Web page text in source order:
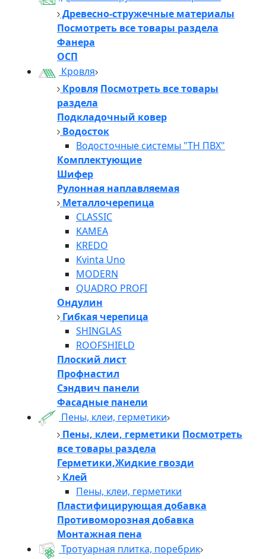
Древесно-стружечные материалы
Посмотреть все товары раздела
Фанера
ОСП
Кровля
Кровля Посмотреть все товары
раздела
Подкладочный ковер
Водосток
Водосточные системы "ТН ПВХ"
Комплектующие
Шифер
Рулонная наплавляемая
Металлочерепица
CLASSIC
KAMEA
KREDO
Kvinta Uno
MODERN
QUADRO PROFI
Ондулин
Гибкая черепица
SHINGLAS
ROOFSHIELD
Плоский лист
Профнастил
Сэндвич панели
Фасадные панели
Пены, клеи, герметики
Пены, клеи, герметики Посмотреть
все товары раздела
Герметики,Жидкие гвозди
Клей
Пены, клеи, герметики
Пластифицирующая добавка
Противоморозная добавка
Монтажная пена
Тротуарная плитка, поребрик